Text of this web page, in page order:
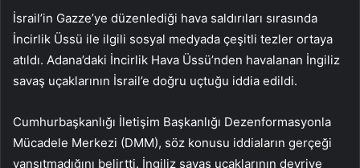
İsrail’in Gazze’ye düzenlediği hava saldırıları sırasında
İncirlik Üssü ile ilgili sosyal medyada çeşitli tezler ortaya
atıldı. Adana’daki İncirlik Hava Üssü’nden havalanan İngiliz
savaş uçaklarının İsrail’e doğru uçtuğu iddia edildi.
Cumhurbaşkanlığı İletişim Başkanlığı Dezenformasyonla
Mücadele Merkezi (DMM), söz konusu iddiaların gerçeği
yansıtmadığını belirtti. İngiliz savaş uçaklarının devriye